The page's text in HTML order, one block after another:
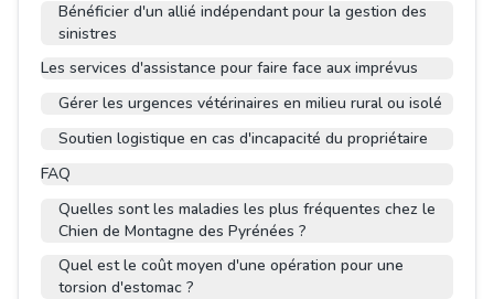
Bénéficier d'un allié indépendant pour la gestion des
sinistres
Les services d'assistance pour faire face aux imprévus
Gérer les urgences vétérinaires en milieu rural ou isolé
Soutien logistique en cas d'incapacité du propriétaire
FAQ
Quelles sont les maladies les plus fréquentes chez le
Chien de Montagne des Pyrénées ?
Quel est le coût moyen d'une opération pour une
torsion d'estomac ?